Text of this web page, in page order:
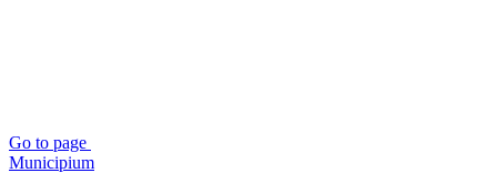
Go to page
Municipium